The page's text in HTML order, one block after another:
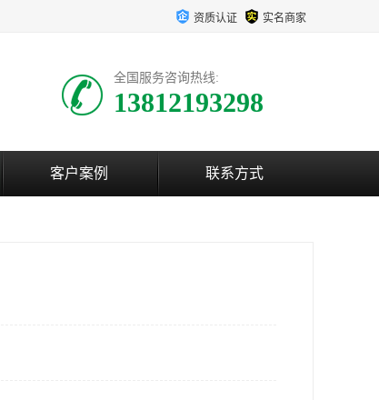
资质认证 实名商家
全国服务咨询热线:
13812193298
客户案例 联系方式